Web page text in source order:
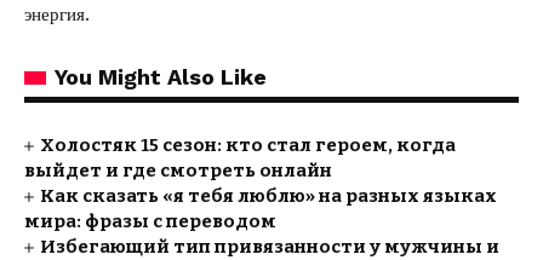
энергия.
You Might Also Like
Холостяк 15 сезон: кто стал героем, когда
выйдет и где смотреть онлайн
Как сказать «я тебя люблю» на разных языках
мира: фразы с переводом
Избегающий тип привязанности у мужчины и